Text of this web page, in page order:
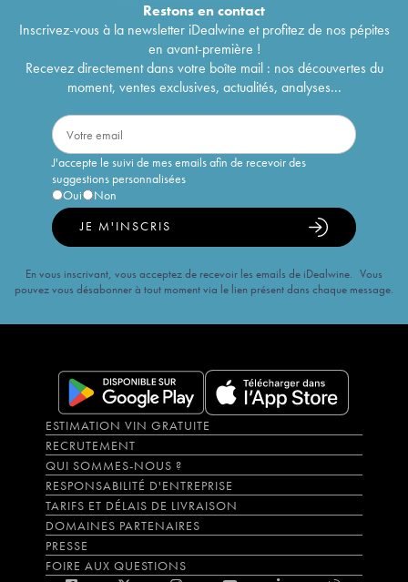
Restons encontact
Inscrivez-vous à la newsletter iDealwine et profitez de nos pépites
en avant-première !
Recevez directement dans votre boîte mail : nos découvertes du
moment, ventes exclusives, actualités, analyses...
J'accepte le suivi de mes emails afin de recevoir des
suggestions personnalisées
Oui
Non
JE M'INSCRIS
En vous inscrivant, vous acceptez de recevoir les emails de iDealwine. Vous
pouvez vous désabonner à tout moment via le lien présent dans chaque message.
ESTIMATION VIN GRATUITE
RECRUTEMENT
QUI SOMMES-NOUS ?
RESPONSABILITÉ D'ENTREPRISE
TARIFS ET DÉLAIS DE LIVRAISON
DOMAINES PARTENAIRES
PRESSE
FOIRE AUX QUESTIONS